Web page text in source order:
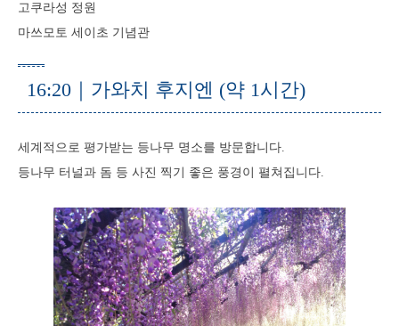
고쿠라성 정원
마쓰모토 세이초 기념관
16:20｜가와치 후지엔 (약 1시간)
세계적으로 평가받는 등나무 명소를 방문합니다.
등나무 터널과 돔 등 사진 찍기 좋은 풍경이 펼쳐집니다.